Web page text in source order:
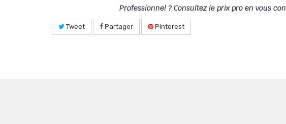
Professionnel ? Consultez le prix pro en vous
Tweet Partager Pinterest